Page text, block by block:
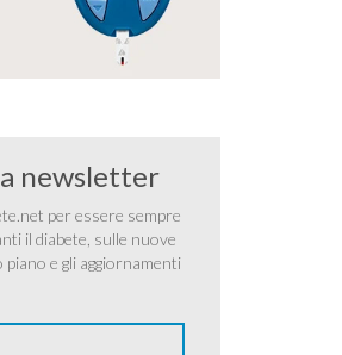
newsletter
per essere sempre
il diabete, sulle nuove
e gli aggiornamenti